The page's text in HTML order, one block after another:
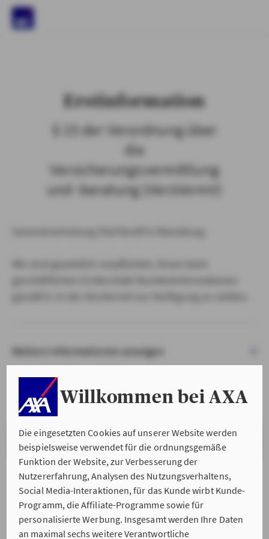
Willkommen bei AXA
Die eingesetzten Cookies auf unserer Website werden
beispielsweise verwendet für die ordnungsgemäße
Funktion der Website, zur Verbesserung der
Nutzererfahrung, Analysen des Nutzungsverhaltens,
Social Media-Interaktionen, für das Kunde wirbt Kunde-
Programm, die Affiliate-Programme sowie für
personalisierte Werbung. Insgesamt werden Ihre Daten
an maximal sechs weitere Verantwortliche
Erstinformation
§ 15 der Verordnung über
die
Versicherungsvermittlung
und -beratung (VersVermV)
Weitere Informationen anzeigen
VERSTANDEN & WEITER